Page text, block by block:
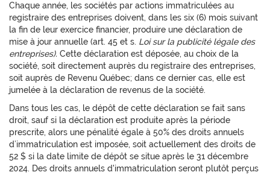
Chaque année, les sociétés par actions immatriculées au
registraire des entreprises doivent, dans les six (6) mois suivant
la fin de leur exercice financier, produire une déclaration de
mise à jour annuelle (art. 45 et s. Loi sur la publicité légale des
entreprises). Cette déclaration est déposée, au choix de la
société, soit directement auprès du registraire des entreprises,
soit auprès de Revenu Québec; dans ce dernier cas, elle est
jumelée à la déclaration de revenus de la société.
Dans tous les cas, le dépôt de cette déclaration se fait sans
droit, sauf si la déclaration est produite après la période
prescrite, alors une pénalité égale à 50% des droits annuels
d’immatriculation est imposée, soit actuellement des droits de
52 $ si la date limite de dépôt se situe après le 31 décembre
2024. Des droits annuels d'immatriculation seront plutôt perçus